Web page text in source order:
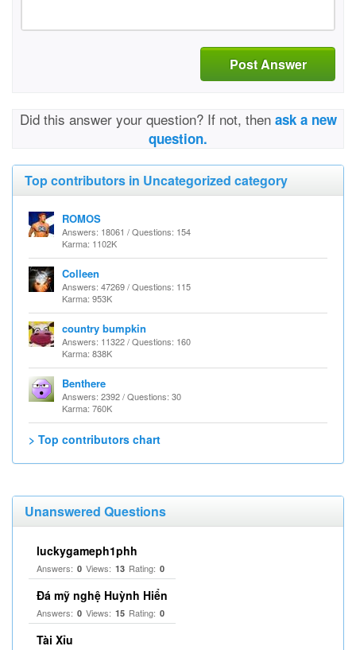
Post Answer
Did this answer your question? If not, then ask a new
question.
Top contributors in Uncategorized category
ROMOS
Answers: 18061 / Questions: 154
Karma: 1102K
Colleen
Answers: 47269 / Questions: 115
Karma: 953K
country bumpkin
Answers: 11322 / Questions: 160
Karma: 838K
Benthere
Answers: 2392 / Questions: 30
Karma: 760K
> Top contributors chart
Unanswered Questions
luckygameph1phh
Answers: 0 Views: 13 Rating: 0
Đá mỹ nghệ Huỳnh Hiển
Answers: 0 Views: 15 Rating: 0
Tài Xỉu